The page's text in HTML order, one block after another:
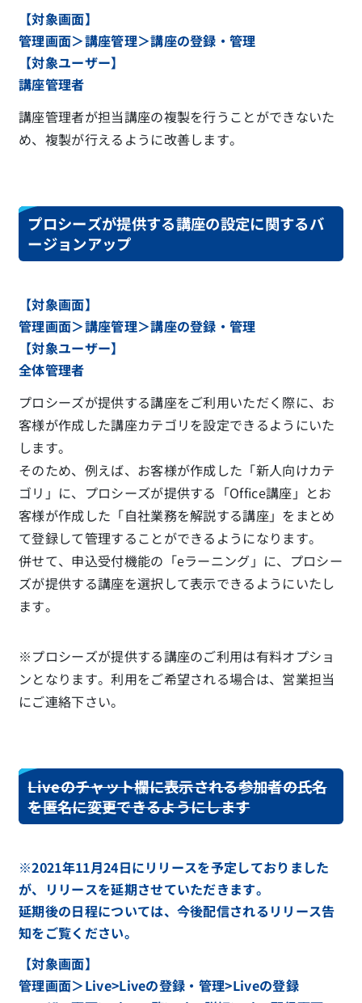
【対象画面】
管理画面＞講座管理＞講座の登録・管理
【対象ユーザー】
講座管理者
講座管理者が担当講座の複製を行うことができないた
め、複製が行えるように改善します。
プロシーズが提供する講座の設定に関するバ
ージョンアップ
【対象画面】
管理画面＞講座管理＞講座の登録・管理
【対象ユーザー】
全体管理者
プロシーズが提供する講座をご利用いただく際に、お
客様が作成した講座カテゴリを設定できるようにいた
します。
そのため、例えば、お客様が作成した「新人向けカテ
ゴリ」に、プロシーズが提供する「Office講座」とお
客様が作成した「自社業務を解説する講座」をまとめ
て登録して管理することができるようになります。
併せて、申込受付機能の「eラーニング」に、プロシー
ズが提供する講座を選択して表示できるようにいたし
ます。
※プロシーズが提供する講座のご利用は有料オプショ
ンとなります。利用をご希望される場合は、営業担当
にご連絡下さい。
Liveのチャット欄に表示される参加者の氏名
を匿名に変更できるようにします
※2021年11月24日にリリースを予定しておりました
が、リリースを延期させていただきます。
延期後の日程については、今後配信されるリリース告
知をご覧ください。
【対象画面】
管理画面＞Live>Liveの登録・管理>Liveの登録